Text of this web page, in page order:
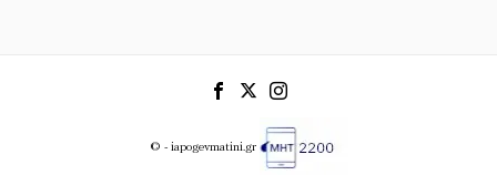
© - iapogevmatini.gr